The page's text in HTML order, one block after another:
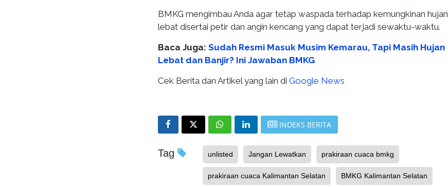
BMKG mengimbau Anda agar tetap waspada terhadap kemungkinan hujan
lebat disertai petir dan angin kencang yang dapat terjadi sewaktu-waktu.
Baca Juga: Sudah Resmi Masuk Musim Kemarau, Tapi Masih Hujan
Lebat dan Banjir? Ini Jawaban BMKG
Cek Berita dan Artikel yang lain di Google News
INDEKS BERITA
Tag unlisted Jangan Lewatkan prakiraan cuaca bmkg
prakiraan cuaca Kalimantan Selatan BMKG Kalimantan Selatan